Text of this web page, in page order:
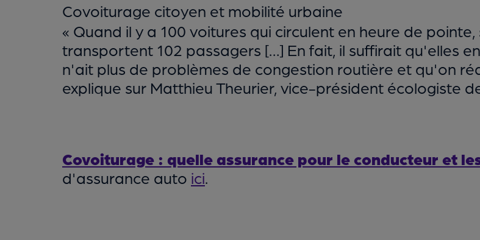
Covoiturage citoyen et mobilité urbaine
« Quand il y a 100 voitures qui circulent en heure de
transportent 102 passagers […] En fait, il suffirait qu'elles
n'ait plus de problèmes de congestion routière et qu'on
explique sur Matthieu Theurier, vice-président écologiste
Covoiturage : quelle assurance pour le conducteur et
d'assurance auto ici.